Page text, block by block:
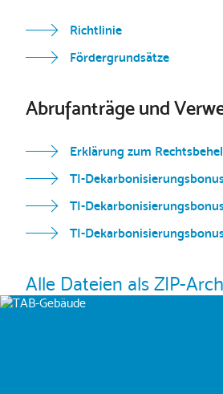
Richtlinie
Fördergrundsätze
Abrufanträge und
Erklärung zum
TI-
TI-
TI-
Alle Dateien als ZIP-